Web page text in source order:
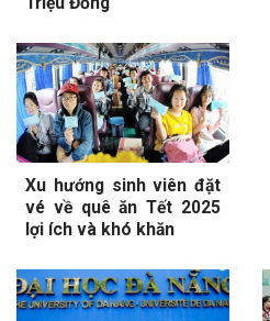
Xu hướng sinh viên đặt
vé về quê ăn Tết 2025
lợi ích và khó khăn